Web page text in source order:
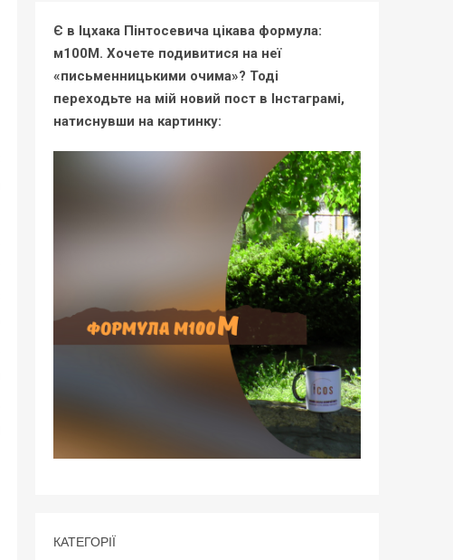
Є в Іцхака Пінтосевича цікава формула:
м100М. Хочете подивитися на неї
«письменницькими очима»? Тоді
переходьте на мій новий пост в Інстаграмі,
натиснувши на картинку:
КАТЕГОРІЇ